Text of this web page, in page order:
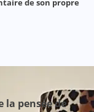
de son propre
la pensée de